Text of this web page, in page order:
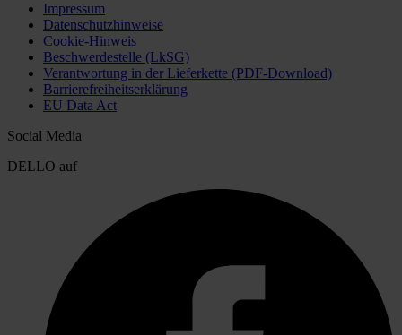
Impressum
Datenschutzhinweise
Cookie-Hinweis
Beschwerdestelle (LkSG)
Verantwortung in der Lieferkette (PDF-Download)
Barrierefreiheitserklärung
EU Data Act
Social Media
DELLO auf